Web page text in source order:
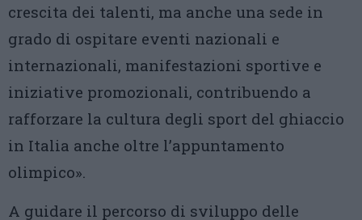
crescita dei talenti, ma anche una sede in
grado di ospitare eventi nazionali e
internazionali, manifestazioni sportive e
iniziative promozionali, contribuendo a
rafforzare la cultura degli sport del ghiaccio
in Italia anche oltre l’appuntamento
olimpico».
A guidare il percorso di sviluppo delle